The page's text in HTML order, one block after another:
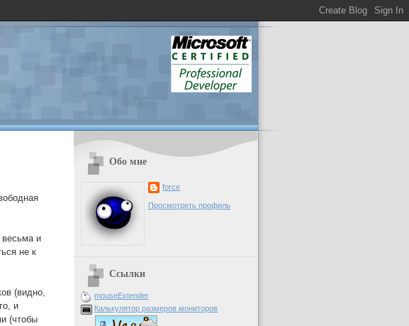
весьма и
не к
(видно,
и
(чтобы
Обо мне
force
Просмотреть профиль
Ссылки
mouseExtender
Калькулятор размеров мониторов